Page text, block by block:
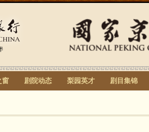
窗 剧院动态 梨园英才 剧目集锦